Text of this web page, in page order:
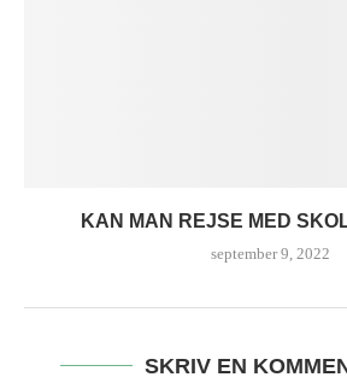
KAN MAN REJSE MED
september 9, 2022
SKRIV EN